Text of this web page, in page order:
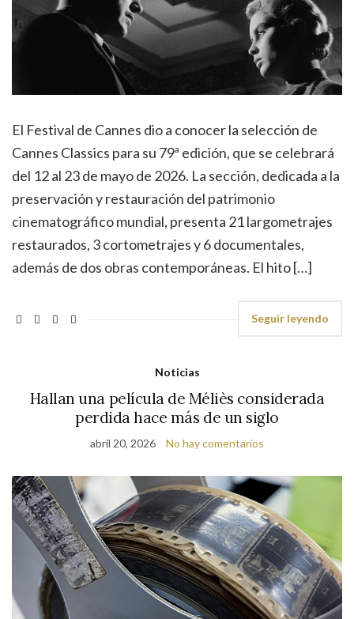
El Festival de Cannes dio a conocer la selección de
Cannes Classics para su 79ª edición, que se celebrará
del 12 al 23 de mayo de 2026. La sección, dedicada a la
preservación y restauración del patrimonio
cinematográfico mundial, presenta 21 largometrajes
restaurados, 3 cortometrajes y 6 documentales,
además de dos obras contemporáneas. El hito […]
Seguir leyendo
Noticias
Hallan una película de Méliès considerada
perdida hace más de un siglo
abril 20, 2026 No hay comentarios